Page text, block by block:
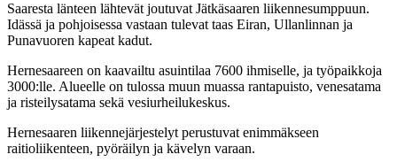
Saaresta länteen lähtevät joutuvat Jätkäsaaren liikennesumppuun.
Idässä ja pohjoisessa vastaan tulevat taas Eiran, Ullanlinnan ja
Punavuoren kapeat kadut.
Hernesaareen on kaavailtu asuintilaa 7600 ihmiselle, ja työpaikkoja
3000:lle. Alueelle on tulossa muun muassa rantapuisto, venesatama
ja risteilysatama sekä vesiurheilukeskus.
Hernesaaren liikennejärjestelyt perustuvat enimmäkseen
raitioliikenteen, pyöräilyn ja kävelyn varaan.